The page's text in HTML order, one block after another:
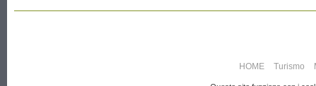
HOME Turismo